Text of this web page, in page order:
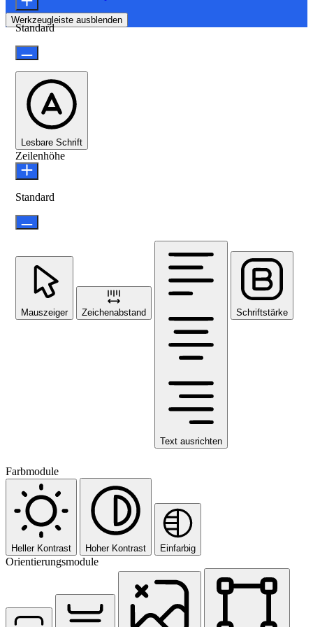
Werkzeugleiste ausblenden
Standard
Lesbare Schrift
Zeilenhöhe
Standard
Mauszeiger Zeichenabstand
Text ausrichten
Schriftstärke
Farbmodule
Heller Kontrast Hoher Kontrast Einfarbig
Orientierungsmodule